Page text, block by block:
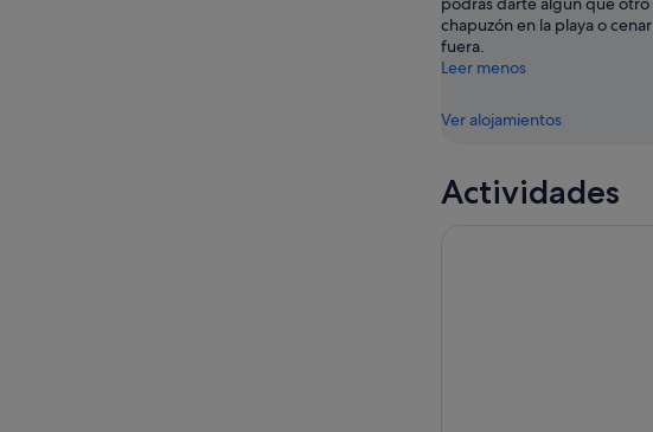
-
16
ago
chapuzón en la playa o cenar
fuera.
Leer menos
Ver alojamientos
Actividades